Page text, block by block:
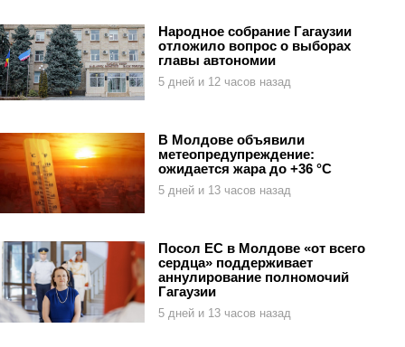
Народное собрание Гагаузии
отложило вопрос о выборах
главы автономии
5 дней и 12 часов назад
В Молдове объявили
метеопредупреждение:
ожидается жара до +36 °C
5 дней и 13 часов назад
Посол ЕС в Молдове «от всего
сердца» поддерживает
аннулирование полномочий
Гагаузии
5 дней и 13 часов назад